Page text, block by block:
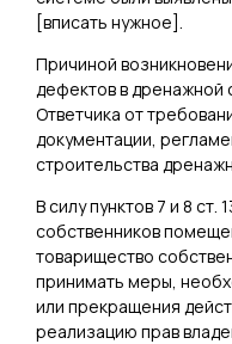
[вписать нужное].
Причиной
дефектов в дренажной
Ответчика от
документации,
строительства
В силу пунктов 7 и 8
собственников
товарищество
принимать меры,
или прекращения
реализацию прав